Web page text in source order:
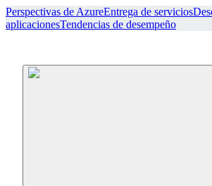
Perspectivas de AzureEntrega de servicios
aplicacionesTendencias de desempeño